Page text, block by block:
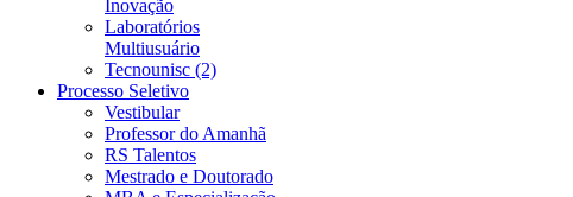
Inovação
Laboratórios
Multiusuário
Tecnounisc (2)
Processo Seletivo
Vestibular
Professor do Amanhã
RS Talentos
Mestrado e Doutorado